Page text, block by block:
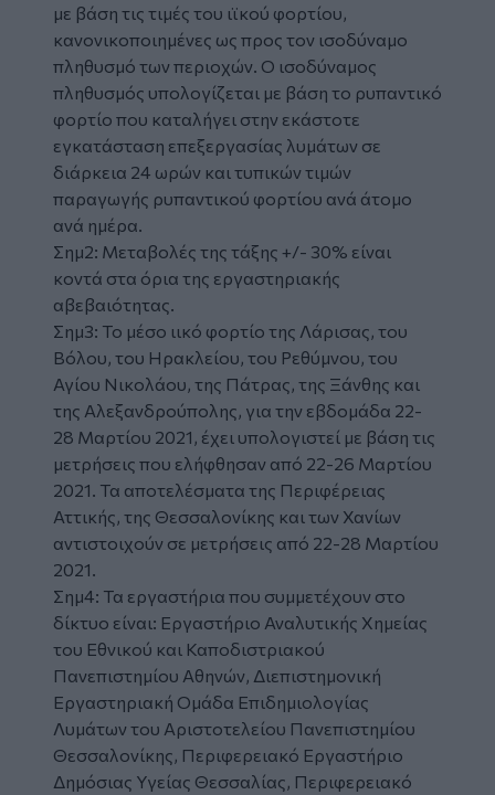
με βάση τις τιμές του ιϊκού φορτίου,
κανονικοποιημένες ως προς τον ισοδύναμο
πληθυσμό των περιοχών. O ισοδύναμος
πληθυσμός υπολογίζεται με βάση το ρυπαντικό
φορτίο που καταλήγει στην εκάστοτε
εγκατάσταση επεξεργασίας λυμάτων σε
διάρκεια 24 ωρών και τυπικών τιμών
παραγωγής ρυπαντικού φορτίου ανά άτομο
ανά ημέρα.
Σημ2: Μεταβολές της τάξης +/- 30% είναι
κοντά στα όρια της εργαστηριακής
αβεβαιότητας.
Σημ3: Το μέσο ιικό φορτίο της Λάρισας, του
Βόλου, του Ηρακλείου, του Ρεθύμνου, του
Αγίου Νικολάου, της Πάτρας, της Ξάνθης και
της Αλεξανδρούπολης, για την εβδομάδα 22-
28 Μαρτίου 2021, έχει υπολογιστεί με βάση τις
μετρήσεις που ελήφθησαν από 22-26 Μαρτίου
2021. Τα αποτελέσματα της Περιφέρειας
Αττικής, της Θεσσαλονίκης και των Χανίων
αντιστοιχούν σε μετρήσεις από 22-28 Μαρτίου
2021.
Σημ4: Τα εργαστήρια που συμμετέχουν στο
δίκτυο είναι: Εργαστήριο Αναλυτικής Χημείας
του Εθνικού και Καποδιστριακού
Πανεπιστημίου Αθηνών, Διεπιστημονική
Εργαστηριακή Ομάδα Επιδημιολογίας
Λυμάτων του Αριστοτελείου Πανεπιστημίου
Θεσσαλονίκης, Περιφερειακό Εργαστήριο
Δημόσιας Υγείας Θεσσαλίας, Περιφερειακό